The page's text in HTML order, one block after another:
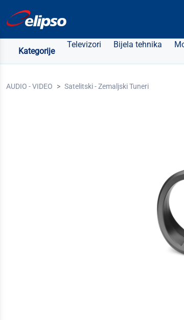
Kategorije
Televizori Bijela tehnika
AUDIO - VIDEO Satelitski - Zemaljski Tuneri